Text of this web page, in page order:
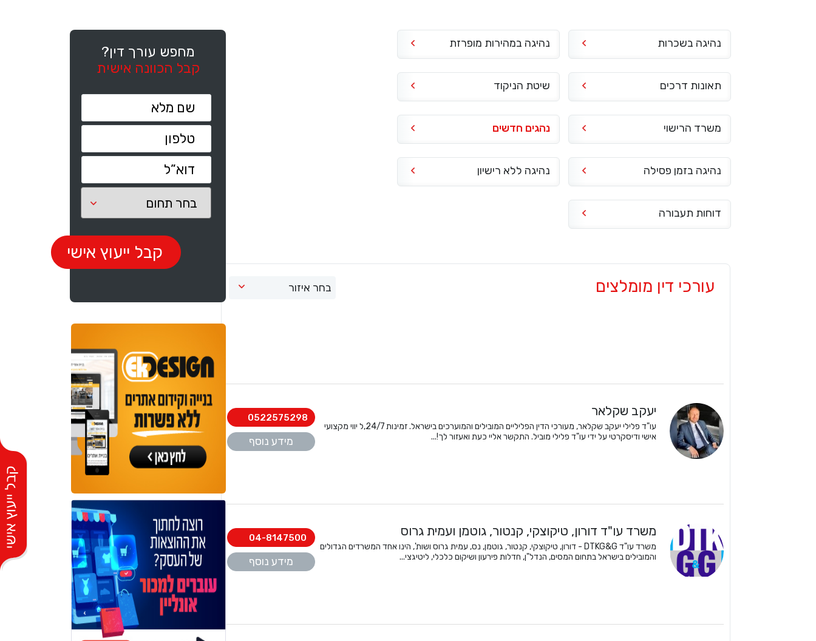
נהיגה בשכרות נהיגה במהירות מופרזת
תאונות דרכים שיטת הניקוד
משרד הרישוי נהגים חדשים
נהיגה בזמן פסילה נהיגה ללא רישיון
דוחות תעבורה
עורכי דין מומלצים
יעקב שקלאר
עו"ד פלילי יעקב שקלאר, מעורכי הדין הפליליים המובילים והמוערכים בישראל. זמינות 24/7,ל יווי מקצועי
אישי ודיסקרטי על ידי עו"ד פלילי מוביל. התקשר אליי כעת ואעזור לך!...
0522575298
מידע נוסף
משרד עו"ד דורון, טיקוצקי, קנטור, גוטמן ועמית גרוס
משרד עו"ד DTKG&G - דורון, טיקוצקי, קנטור, גוטמן, נס, עמית גרוס ושות', הינו אחד המשרדים הגדולים
והמובילים בישראל בתחום המסים, הנדל"ן, חדלות פירעון ושיקום כלכלי, ליטיגצי...
04-8147500
מידע נוסף
מחפש עורך דין?
קבל הכוונה אישית